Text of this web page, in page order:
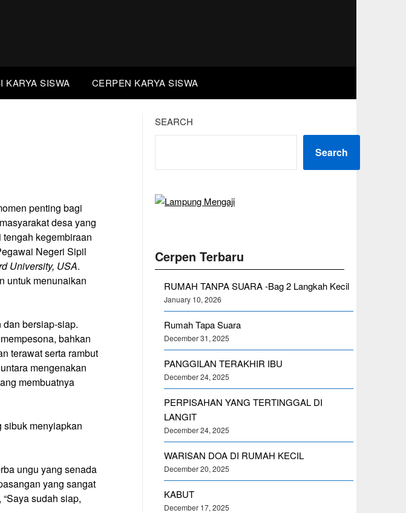
KARYA SISWA CERPEN KARYA SISWA
penting bagi
desa yang
kegembiraan
Negeri Sipil
University, USA.
untuk menunaikan
bersiap-siap.
bahkan
terawat serta rambut
mengenakan
membuatnya
sibuk menyiapkan
ungu yang senada
yang sangat
sudah siap,
SEARCH
Search
Cerpen Terbaru
RUMAH TANPA SUARA -Bag 2 Langkah Kecil
January 10, 2026
Rumah Tapa Suara
December 31, 2025
PANGGILAN TERAKHIR IBU
December 24, 2025
PERPISAHAN YANG TERTINGGAL DI
LANGIT
December 24, 2025
WARISAN DOA DI RUMAH KECIL
December 20, 2025
KABUT
December 17, 2025